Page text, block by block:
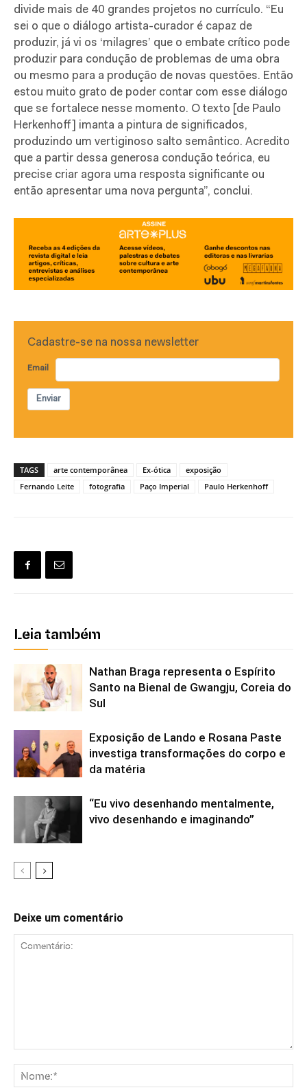
divide mais de 40 grandes projetos no currículo. “Eu
sei o que o diálogo artista-curador é capaz de
produzir, já vi os ‘milagres’ que o embate crítico pode
produzir para condução de problemas de uma obra
ou mesmo para a produção de novas questões. Então
estou muito grato de poder contar com esse diálogo
que se fortalece nesse momento. O texto [de Paulo
Herkenhoff]
imanta a pintura de significados,
produzindo um vertiginoso salto semântico. Acredito
que a partir dessa generosa condução teórica, eu
precise criar agora uma resposta significante ou
então apresentar uma nova pergunta”, conclui.
Cadastre-se na nossa newsletter
Email
Enviar
TAGS arte contemporânea Ex-ótica
exposição
Fernando Leite
fotografia Paço Imperial Paulo Herkenhoff
Leia também
Nathan Braga representa o Espírito
Santo na Bienal de Gwangju, Coreia do
Sul
Exposição de Lando e Rosana Paste
investiga transformações do corpo e
da matéria
“Eu vivo desenhando mentalmente,
vivo desenhando e imaginando”
Deixe um comentário